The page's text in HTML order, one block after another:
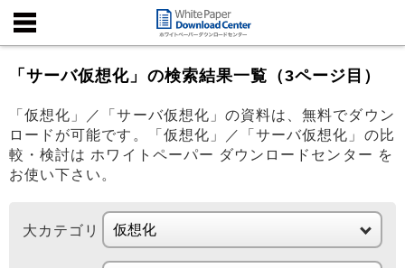
「サーバ仮想化」の検索結果一覧（3ページ目）
「仮想化」／「サーバ仮想化」の資料は、無料でダウン
ロードが可能です。「仮想化」／「サーバ仮想化」の比
較・検討は ホワイトペーパー ダウンロードセンター を
お使い下さい。
大カテゴリ